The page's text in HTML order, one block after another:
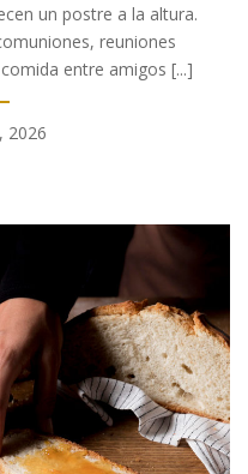
un postre a la altura.
reuniones
entre amigos [...]
2026